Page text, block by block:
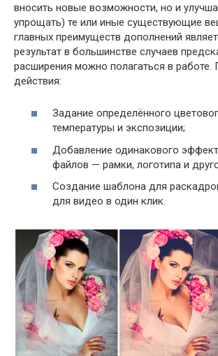
вносить новые возможности, но и
упрощать) те или иные существующие
главных преимуществ дополнений
результат в большинстве случаев
расширения можно полагаться в работе.
действия:
Задание определённого
температуры и экспозиции;
Добавление одинакового
файлов — рамки, логотипа и
Создание шаблона для
для видео в один клик.